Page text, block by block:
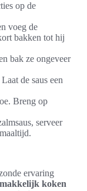
op de
voeg de
bakken tot hij
bak ze ongeveer
de saus een
Breng op
serveer
ervaring
makkelijk koken